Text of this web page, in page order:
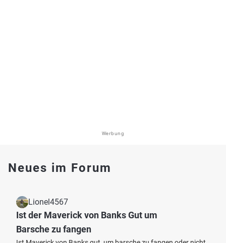
Werbung
Neues im Forum
Lionel4567
Ist der Maverick von Banks Gut um
Barsche zu fangen